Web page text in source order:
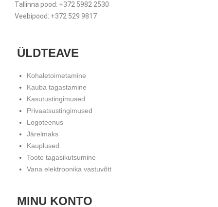
Tallinna pood: +372 5982 2530
Veebipood: +372 529 9817
ÜLDTEAVE
Kohaletoimetamine
Kauba tagastamine
Kasutustingimused
Privaatsustingimused
Logoteenus
Järelmaks
Kauplused
Toote tagasikutsumine
Vana elektroonika vastuvõtt
MINU KONTO